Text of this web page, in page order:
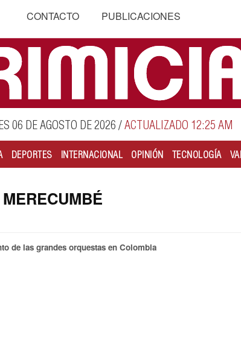
CONTACTO PUBLICACIONES
06 DE AGOSTO DE 2026 /ACTUALIZADO 12:25 AM
DEPORTES INTERNACIONAL OPINIÓN TECNOLOGÍA
de las grandes orquestas en Colombia